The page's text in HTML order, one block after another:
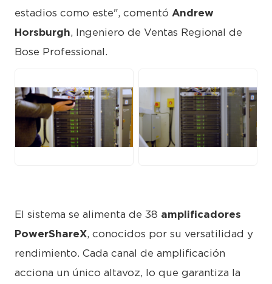
estadios como este", comentó Andrew
Horsburgh, Ingeniero de Ventas Regional de
Bose Professional.
El sistema se alimenta de 38 amplificadores
PowerShareX, conocidos por su versatilidad y
rendimiento. Cada canal de amplificación
acciona un único altavoz, lo que garantiza la